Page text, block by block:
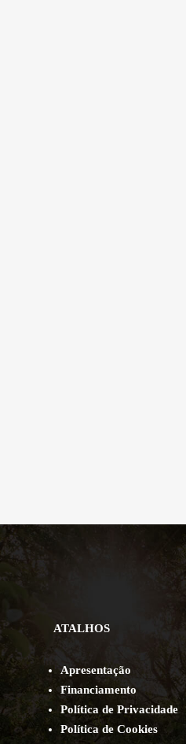
ATALHOS
Apresentação
Financiamento
Política de Privacidade
Política de Cookies